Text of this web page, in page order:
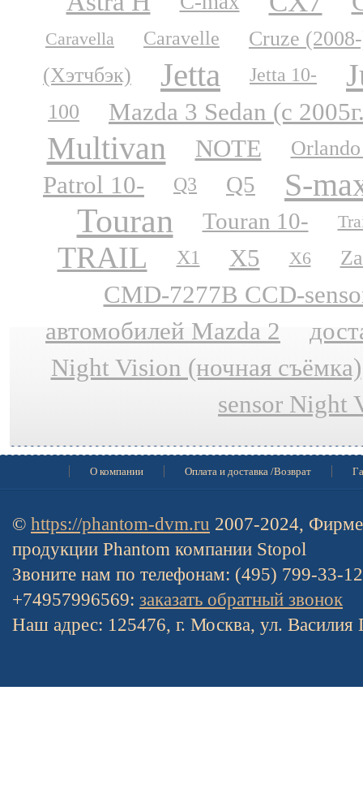
Caravella Caravelle
Cruze
(Хэтчбэк)
Jetta Jetta 10-
100 Mazda 3 Sedan (с
Multivan NOTE
Patrol 10- Q3 Q5 S-
Touran Touran 10-
TRAIL X1 X5 X6
CMD-7277B CCD-
автомобилей Mazda 2
Night Vision (ночная съёмка)
sensor Night
О компании Оплата и доставка /Возврат
© https://phantom-dvm.ru 2007-2024,
продукции Phantom компании Stopol
Звоните нам по телефонам: (495) 799-33-
+74957996569: заказать обратный звонок
Наш адрес: 125476, г. Москва, ул. Василия